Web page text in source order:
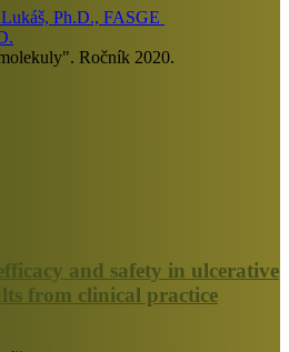
Ph.D., FASGE
Ročník 2020.
and safety in ulcerative
from clinical practice